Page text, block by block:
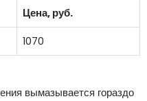
Цена, руб.
1070
вымазывается гораздо